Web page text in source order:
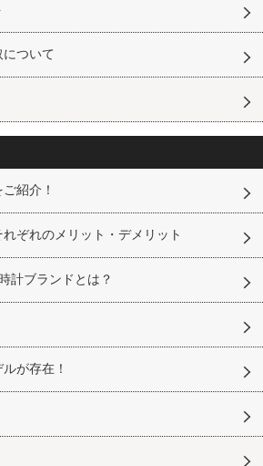
ついて
紹介！
ぞれのメリット・デメリット
計ブランドとは？
が存在！